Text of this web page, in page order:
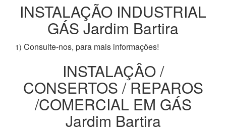
INSTALAÇÃO INDUSTRIAL
GÁS Jardim Bartira
1) Consulte-nos, para mais informações!
INSTALAÇÂO /
CONSERTOS / REPAROS
/COMERCIAL EM GÁS
Jardim Bartira